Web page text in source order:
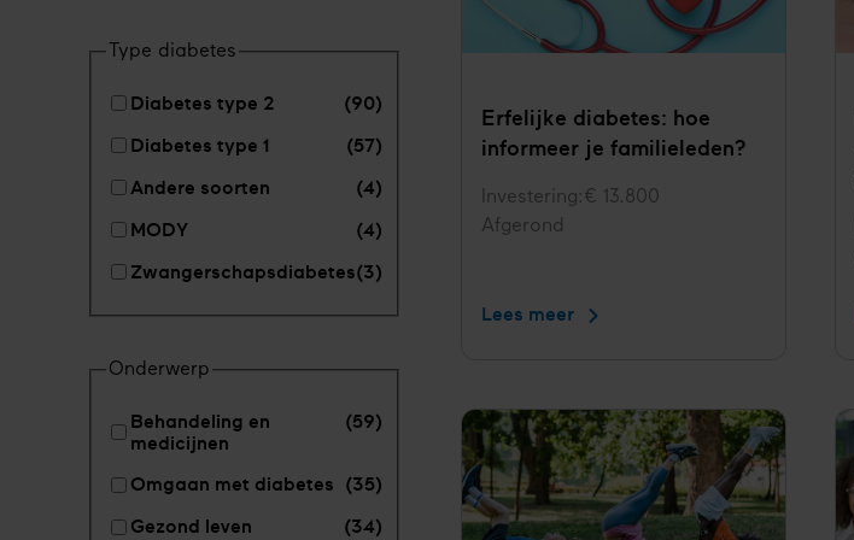
Type diabetes
Diabetes type 2
(90)
Diabetes type 1
(57)
Andere soorten
(4)
MODY
(4)
Zwangerschapsdiabetes(3)
Onderwerp
Behandeling en
medicijnen
(59)
Omgaan met diabetes
(35)
Gezond leven
(34)
Erfelijke diabetes: hoe
informeer je familieleden?
Investering € 13.800
Status
Afgerond
Lees meer Erfelijke
je
familieleden?